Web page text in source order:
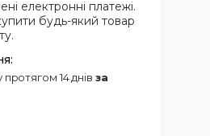
електронні платежі.
будь-який товар
14 днів за